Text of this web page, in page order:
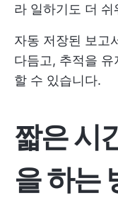
라 일하기도 더 쉬
자동 저장된 보고
다듬고, 추적을
할 수 있습니다.
짧은 시
을 하는